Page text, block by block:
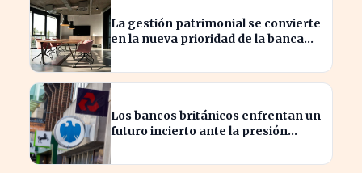
La gestión patrimonial se convierte
en la nueva prioridad de la banca
Los bancos británicos enfrentan un
futuro incierto ante la presión